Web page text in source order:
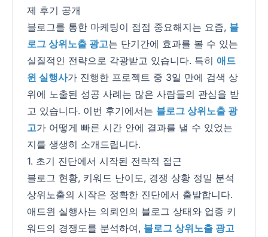
제 후기 공개
블로그를 통한 마케팅이 점점 중요해지는 요즘, 블
로그 상위노출 광고는 단기간에 효과를 볼 수 있는
실질적인 전략으로 각광받고 있습니다. 특히 애드
윈 실행사가 진행한 프로젝트 중 3일 만에 검색 상
위에 노출된 성공 사례는 많은 사람들의 관심을 받
고 있습니다. 이번 후기에서는 블로그 상위노출 광
고가 어떻게 빠른 시간 안에 결과를 낼 수 있었는
지를 생생히 소개드립니다.
1. 초기 진단에서 시작된 전략적 접근
블로그 현황, 키워드 난이도, 경쟁 상황 정밀 분석
상위노출의 시작은 정확한 진단에서 출발합니다.
애드윈 실행사는 의뢰인의 블로그 상태와 업종 키
워드의 경쟁도를 분석하여, 블로그 상위노출 광고